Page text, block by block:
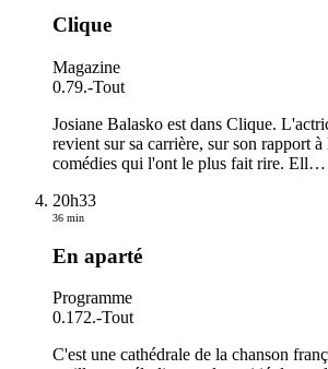
Clique
Magazine
0.79.-Tout
Josiane Balasko est dans Clique.
revient sur sa carrière, sur son rapport à
comédies qui l'ont le plus fait rire. Ell…
20h33
36 min
En aparté
Programme
0.172.-Tout
C'est une cathédrale de la chanson